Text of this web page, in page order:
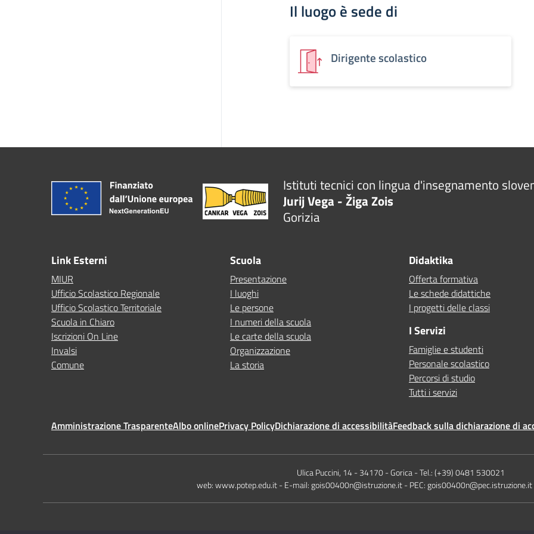
Il luogo è sede di
Dirigente scolastico
Istituti tecnici con lingua d'insegnamento
Jurij Vega - Žiga Zois
Gorizia
Link Esterni
MIUR
Ufficio Scolastico Regionale
Ufficio Scolastico Territoriale
Scuola in Chiaro
Iscrizioni On Line
Invalsi
Comune
Scuola
Presentazione
I luoghi
Le persone
I numeri della scuola
Le carte della scuola
Organizzazione
La storia
Didaktika
Offerta formativa
Le schede didattiche
I progetti delle classi
I Servizi
Famiglie e studenti
Personale scolastico
Percorsi di studio
Tutti i servizi
Amministrazione TrasparenteAlbo onlinePrivacy PolicyDichiarazione di accessibilitàFeedback sulla dichiarazione di
Ulica Puccini, 14 - 34170 - Gorica - Tel.: (+39) 0481 530021
web: www.potep.edu.it - E-mail: gois00400n@istruzione.it - PEC: